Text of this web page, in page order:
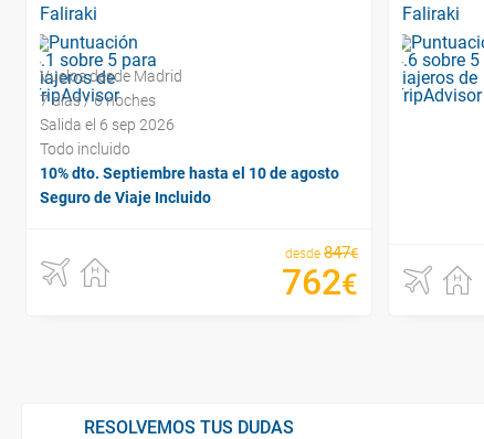
Faliraki
Vuelos desde Madrid
7 días / 6 noches
Salida el 6 sep 2026
Todo incluido
10% dto. Septiembre hasta el 10 de agosto
Seguro de Viaje Incluido
desde 847€
762€
Faliraki
RESOLVEMOS TUS DUDAS